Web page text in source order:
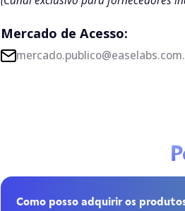
Mercado de Acesso:
Como posso adquirir os